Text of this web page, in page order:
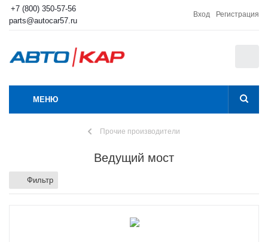
+7 (800) 350-57-56
parts@autocar57.ru
Вход Регистрация
МЕНЮ
Прочие производители
Ведущий мост
Фильтр